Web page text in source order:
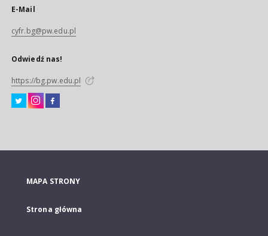
E-Mail
cyfr.bg@pw.edu.pl
Odwiedź nas!
https://bg.pw.edu.pl
MAPA STRONY
Strona główna